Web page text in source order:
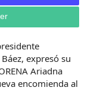
expresó su
Ariadna
encomienda al